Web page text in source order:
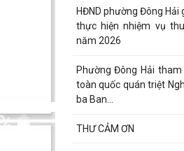
HĐND phường Đông Hải
thực hiện nhiệm vụ
năm 2026
Phường Đông Hải
toàn quốc quán triệt
ba Ban...
THƯ CẢM ƠN